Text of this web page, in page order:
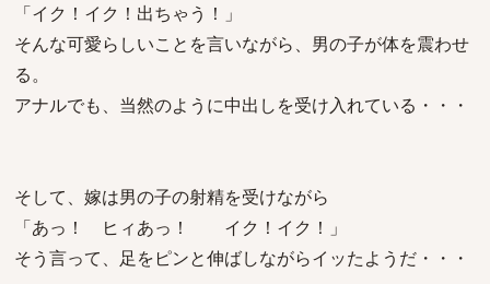
「イク！イク！出ちゃう！」
そんな可愛らしいことを言いながら、男の子が体を震わせ
る。
アナルでも、当然のように中出しを受け入れている・・・
そして、嫁は男の子の射精を受けながら
「あっ！ ヒィあっ！ イク！イク！」
そう言って、足をピンと伸ばしながらイッたようだ・・・